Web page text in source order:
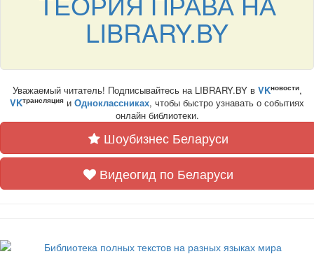
LIBRARY.BY
Уважаемый читатель! Подписывайтесь на LIBRARY.BY в VKновости,
VKтрансляция и Одноклассниках, чтобы быстро узнавать о событиях
онлайн библиотеки.
Шоубизнес Беларуси
Видеогид по Беларуси